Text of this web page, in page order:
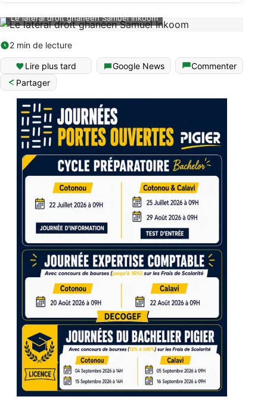
Le latéral droit ghanéen Samuel Inkoom
2 min de lecture
Lire plus tard Google News
Commenter
Partager